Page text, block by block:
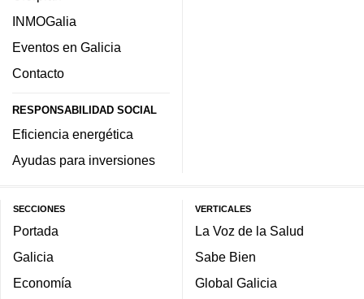
INMOGalia
Eventos en Galicia
Contacto
RESPONSABILIDAD SOCIAL
Eficiencia energética
Ayudas para inversiones
SECCIONES
Portada
Galicia
Economía
VERTICALES
La Voz de la Salud
Sabe Bien
Global Galicia